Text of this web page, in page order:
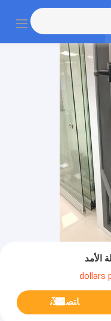
الأمد
ﺎﺘﺼﻟ ﺍﻶﻧ